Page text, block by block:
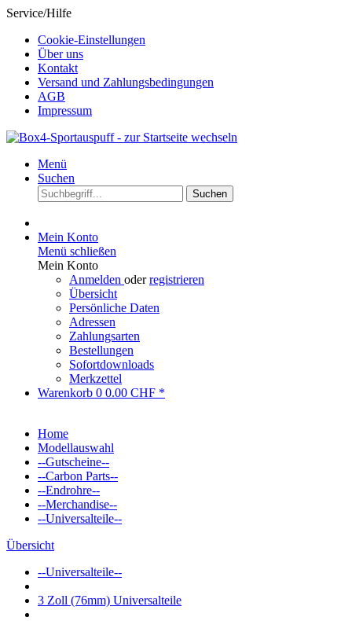
Service/Hilfe
Cookie-Einstellungen
Über uns
Kontakt
Versand und Zahlungsbedingungen
AGB
Impressum
Menü
Suchen
Suchen
Mein Konto
Menü schließen
Mein Konto
Anmelden oderregistrieren
Übersicht
Persönliche Daten
Adressen
Zahlungsarten
Bestellungen
Sofortdownloads
Merkzettel
Warenkorb 0 0.00 CHF *
Home
Modellauswahl
--Gutscheine--
--Carbon Parts--
--Endrohre--
--Merchandise--
--Universalteile--
Übersicht
--Universalteile--
3 Zoll (76mm) Universalteile